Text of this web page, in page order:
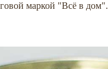
маркой "Всё в дом".